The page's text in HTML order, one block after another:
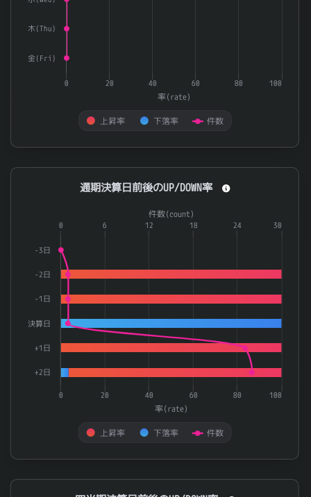
率(rate)
上昇率 下落率 件数
木(Thu)
金(Fri)
0 20 40 60 80 100
End of interactive chart.
通期決算日前後のUP/DOWN率
Combination chart with 3 data series.
The chart has 1 X axis displaying categories.
率(rate)
件数(count)
上昇率 下落率 件数
-3日
-2日
-1日
決算日
+1日
+2日
0 20 40 60 80 100
0 30
6 12 18 24
通期決算日前後のUP/DOWN率
End of interactive chart.
四半期決算日前後のUP/DOWN率